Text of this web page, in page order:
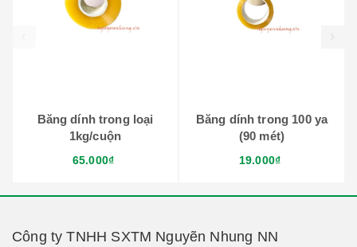
Băng dính trong loại
1kg/cuộn
65.000₫
Băng dính trong 100 ya
(90 mét)
19.000₫
prev
Công ty TNHH SXTM Nguyẽn Nhung NN